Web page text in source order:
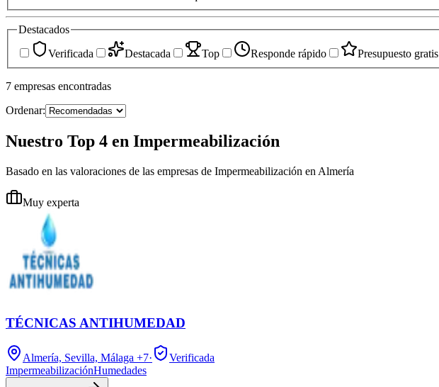
Destacados
Verificada
Destacada Top Responde rápido Presupuesto gratis
7 empresas encontradas
Ordenar:
Nuestro Top 4 en Impermeabilización
Basado en las valoraciones de las empresas de Impermeabilización en Almería
Muy experta
TÉCNICAS ANTIHUMEDAD
Almería, Sevilla, Málaga +7·
Verificada
ImpermeabilizaciónHumedades